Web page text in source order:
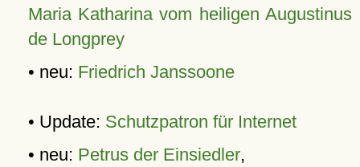
Maria Katharina vom heiligen Augustinus
de Longprey
• neu: Friedrich Janssoone
• Update: Schutzpatron für Internet
• neu: Petrus der Einsiedler,